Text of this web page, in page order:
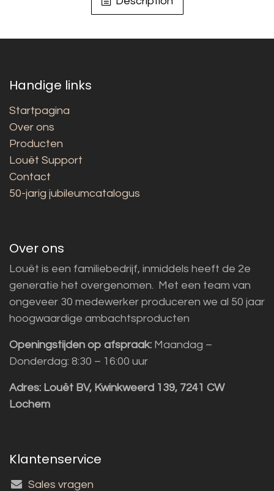
Handige links
Startpagina
Over ons
Producten
Louët Support
Contact
50-jarig jubileumcatalogus
Over ons
Louët is een familiebedrijf, inmiddels heeft de 2e
generatie het overgenomen. Met een team van
ongeveer 30 medewerker produceren we al 50 jaar
hoogwaardige ambachtsproducten
Openingstijden op afspraak: Maandag –
Donderdag: 8:30 – 16:00 uur
Adres: Louët BV, Kwinkweerd 139, 7241 CW
Lochem
Klantenservice
Sales vragen